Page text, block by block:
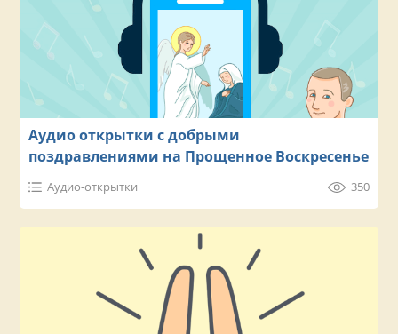
Аудио открытки с добрыми
поздравлениями на Прощенное Воскресенье
Аудио-открытки 350